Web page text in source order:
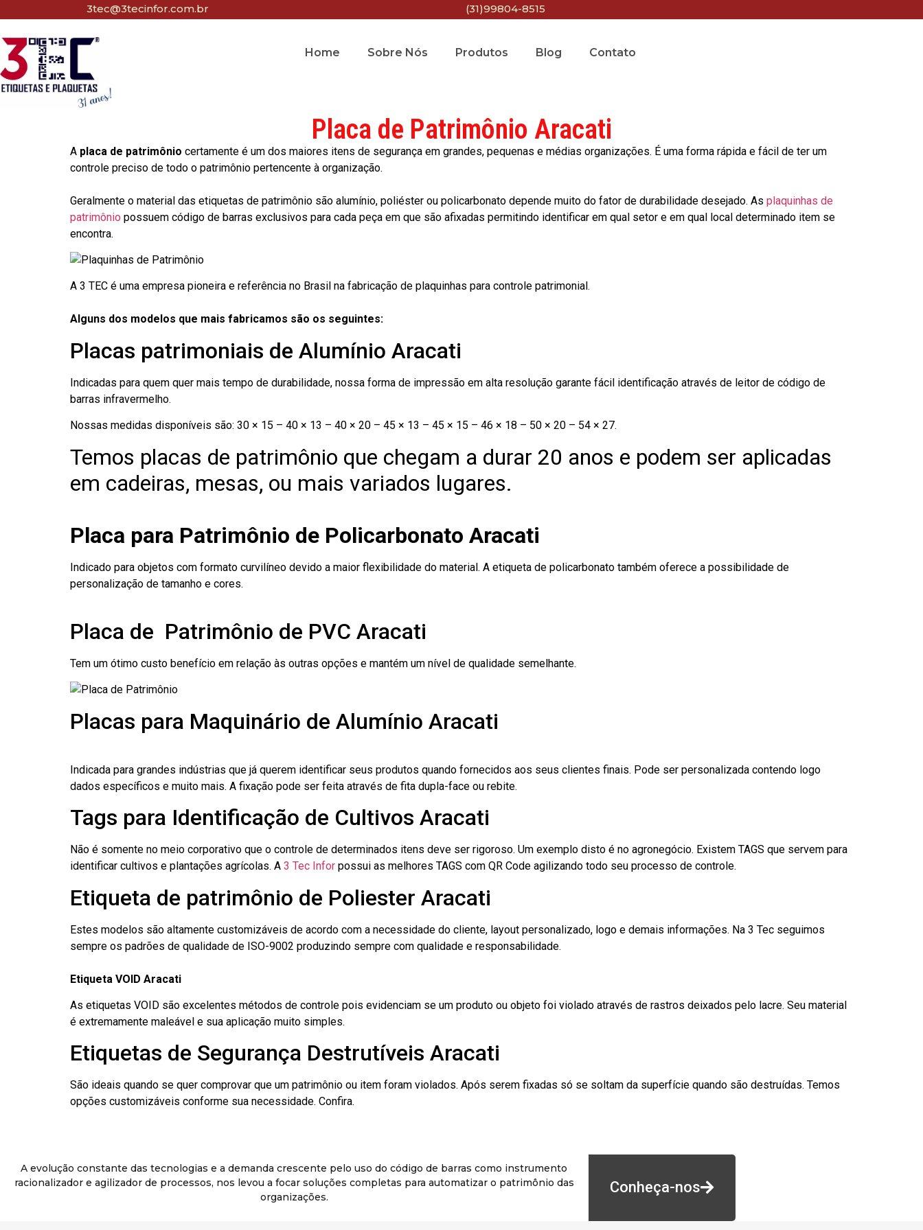
3tec@3tecinfor.com.br (31)99804-8515
Home Sobre Nós Produtos Blog Contato
Placa de Patrimônio Aracati
A placa de patrimônio certamente é um dos maiores itens de segurança em grandes, pequenas e médias organizações. É uma forma rápida e fácil de ter um
controle preciso de todo o patrimônio pertencente à organização.
Geralmente o material das etiquetas de patrimônio são alumínio, poliéster ou policarbonato depende muito do fator de durabilidade desejado. As plaquinhas de
patrimônio possuem código de barras exclusivos para cada peça em que são afixadas permitindo identificar em qual setor e em qual local determinado item se
encontra.
A 3 TEC é uma empresa pioneira e referência no Brasil na fabricação de plaquinhas para controle patrimonial.
Alguns dos modelos que mais fabricamos são os seguintes:
Placas patrimoniais de Alumínio Aracati
Indicadas para quem quer mais tempo de durabilidade, nossa forma de impressão em alta resolução garante fácil identificação através de leitor de código de
barras infravermelho.
Nossas medidas disponíveis são: 30 × 15 – 40 × 13 – 40 × 20 – 45 × 13 – 45 × 15 – 46 × 18 – 50 × 20 – 54 × 27.
Temos placas de patrimônio que chegam a durar 20 anos e podem ser aplicadas
em cadeiras, mesas, ou mais variados lugares.
Placa para Patrimônio de Policarbonato Aracati
Indicado para objetos com formato curvilíneo devido a maior flexibilidade do material. A etiqueta de policarbonato também oferece a possibilidade de
personalização de tamanho e cores.
Placa de Patrimônio de PVC Aracati
Tem um ótimo custo benefício em relação às outras opções e mantém um nível de qualidade semelhante.
Placas para Maquinário de Alumínio Aracati
Indicada para grandes indústrias que já querem identificar seus produtos quando fornecidos aos seus clientes finais. Pode ser personalizada contendo logo
dados específicos e muito mais. A fixação pode ser feita através de fita dupla-face ou rebite.
Tags para Identificação de Cultivos Aracati
Não é somente no meio corporativo que o controle de determinados itens deve ser rigoroso. Um exemplo disto é no agronegócio. Existem TAGS que servem para
identificar cultivos e plantações agrícolas. A 3 Tec Infor possui as melhores TAGS com QR Code agilizando todo seu processo de controle.
Etiqueta de patrimônio de Poliester Aracati
Estes modelos são altamente customizáveis de acordo com a necessidade do cliente, layout personalizado, logo e demais informações. Na 3 Tec seguimos
sempre os padrões de qualidade de ISO-9002 produzindo sempre com qualidade e responsabilidade.
Etiqueta VOID Aracati
As etiquetas VOID são excelentes métodos de controle pois evidenciam se um produto ou objeto foi violado através de rastros deixados pelo lacre. Seu material
é extremamente maleável e sua aplicação muito simples.
Etiquetas de Segurança Destrutíveis Aracati
São ideais quando se quer comprovar que um patrimônio ou item foram violados. Após serem fixadas só se soltam da superfície quando são destruídas. Temos
opções customizáveis conforme sua necessidade. Confira.
A evolução constante das tecnologias e a demanda crescente pelo uso do código de barras como instrumento
racionalizador e agilizador de processos, nos levou a focar soluções completas para automatizar o patrimônio das
organizações.
Conheça-nos